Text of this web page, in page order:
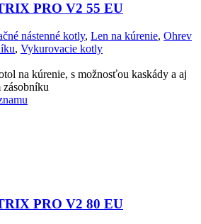
PRO V2 55 EU
nástenné kotly, Len na kúrenie, Ohrev
, Vykurovacie kotly
na kúrenie, s možnosťou kaskády a aj
PRO V2 80 EU